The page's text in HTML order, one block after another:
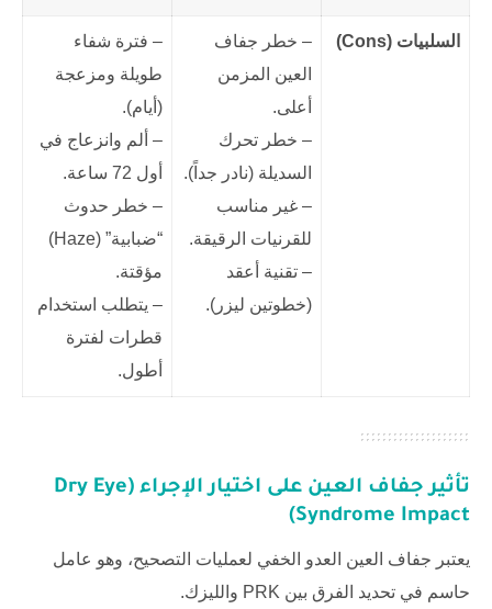
السلبيات (Cons)
– خطر جفاف
العين المزمن
أعلى.
– خطر تحرك
السديلة (نادر جداً).
– غير مناسب
للقرنيات الرقيقة.
– تقنية أعقد
(خطوتين ليزر).
– فترة شفاء
طويلة ومزعجة
(أيام).
– ألم وانزعاج في
أول 72 ساعة.
– خطر حدوث
“ضبابية” (Haze)
مؤقتة.
– يتطلب استخدام
قطرات لفترة
أطول.
تأثير جفاف العين على اختيار الإجراء (Dry Eye
Syndrome Impact)
يعتبر جفاف العين العدو الخفي لعمليات التصحيح، وهو عامل
حاسم في تحديد الفرق بين PRK والليزك.